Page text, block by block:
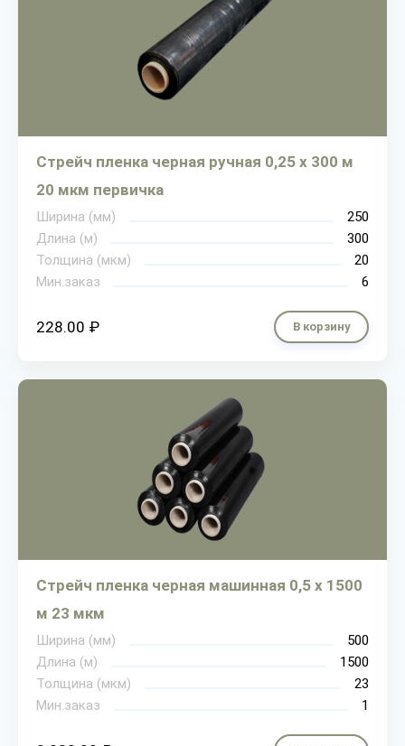
Стрейч пленка черная ручная 0,25 х 300 м
20 мкм первичка
Ширина (мм)
250
Длина (м)
300
Толщина (мкм)
20
Мин.заказ
6
228.00 ₽ В корзину
Стрейч пленка черная машинная 0,5 х 1500
м 23 мкм
Ширина (мм)
500
Длина (м)
1500
Толщина (мкм)
23
Мин.заказ
1